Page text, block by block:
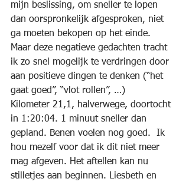
mijn beslissing, om sneller te lopen
dan oorspronkelijk afgesproken, niet
ga moeten bekopen op het einde.
Maar deze negatieve gedachten tracht
ik zo snel mogelijk te verdringen door
aan positieve dingen te denken (“het
gaat goed”, “vlot rollen”, …)
Kilometer 21,1, halverwege, doortocht
in 1:20:04. 1 minuut sneller dan
gepland. Benen voelen nog goed.  Ik
hou mezelf voor dat ik dit niet meer
mag afgeven. Het aftellen kan nu
stilletjes aan beginnen. Liesbeth en